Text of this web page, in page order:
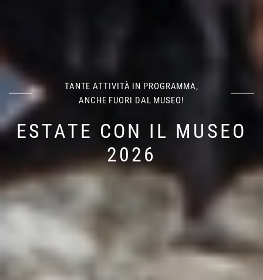
TANTE ATTIVITÀ IN PROGRAMMA,
ANCHE FUORI DAL MUSEO!
ESTATE CON IL MUSEO
2026